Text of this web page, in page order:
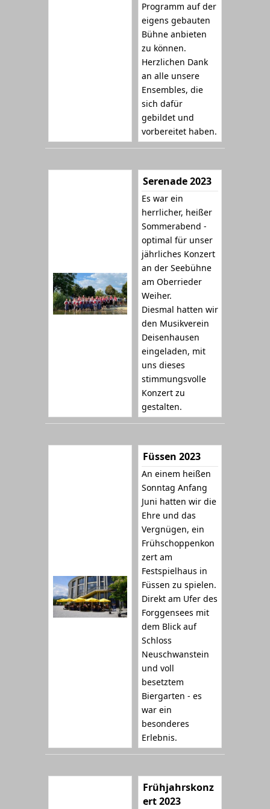
Programm auf der
eigens gebauten
Bühne anbieten
zu können.
Herzlichen Dank
an alle unsere
Ensembles, die
sich dafür
gebildet und
vorbereitet haben.
Serenade 2023
Es war ein
herrlicher, heißer
Sommerabend -
optimal für unser
jährliches Konzert
an der Seebühne
am Oberrieder
Weiher.
Diesmal hatten wir
den Musikverein
Deisenhausen
eingeladen, mit
uns dieses
stimmungsvolle
Konzert zu
gestalten.
Füssen 2023
An einem heißen
Sonntag Anfang
Juni hatten wir die
Ehre und das
Vergnügen, ein
Frühschoppenkon
zert am
Festspielhaus in
Füssen zu spielen.
Direkt am Ufer des
Forggensees mit
dem Blick auf
Schloss
Neuschwanstein
und voll
besetztem
Biergarten - es
war ein
besonderes
Erlebnis.
Frühjahrskonz
ert 2023